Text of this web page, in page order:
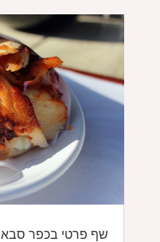
שף פרטי בכפר סבא